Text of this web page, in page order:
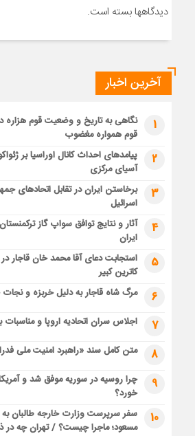
دیدگاهها بسته است.
آخرین اخبار
1
نگاهی به تاریخ و وضعیت قوم هزاره
قوم همواره مغضوب
2
پیامدهای احداث کانال اوراسیا بر
آسیای مرکزی
3
برخاستن ایران در تقابل اتحادهای
اسرائیل
4
آثار و نتایج توافق سواپ گاز
ایران
5
استجابت دعای آقا محمد خان قاجار
کاترین کبیر
6 مرگ شاه قاجار به دلیل خربزه و
7 اجلاس سران اتحادیه اروپا و مناسبات
8 متن کامل سند «راهبرد امنیت ملی
9
چرا روسیه در سوریه موفق شد و
خورد؟
10
سفر سرپرست وزارت خارجه طالبان به
مسعود؛ ماجرا چیست؟ / تهران چه در